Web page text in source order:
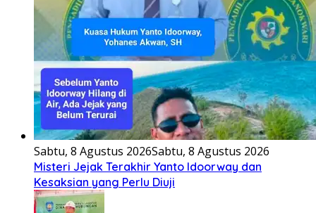
Sabtu, 8 Agustus 2026Sabtu, 8 Agustus 2026
Misteri Jejak Terakhir Yanto Idoorway dan
Kesaksian yang Perlu Diuji